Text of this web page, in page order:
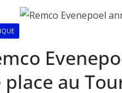
place au